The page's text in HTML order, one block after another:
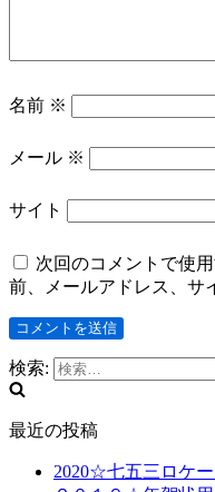
名前 ※
メール ※
サイト
次回のコメントで使
前、メールアドレス、サ
検索:
最近の投稿
2020☆七五三ロケ